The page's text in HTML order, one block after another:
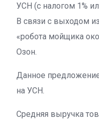
УСН (с налогом 1%
В связи с выходом
«робота мойщика
Озон.
Данное
на УСН.
Средняя выручка